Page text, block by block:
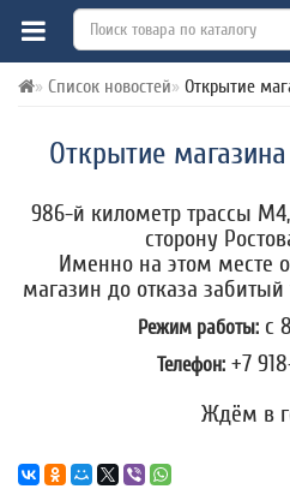
Список новостей Открытие
Открытие
986-й километр трассы
сторону
Именно на этом месте
магазин до отказа
Режим работы: с
Телефон:+7
Ждём в